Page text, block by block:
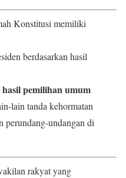
Konstitusi memiliki
berdasarkan hasil
pemilihan umum
lain tanda kehormatan
perundang-undangan di
rakyat yang